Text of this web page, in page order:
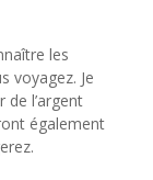
les
voyagez. Je
de l’argent
également